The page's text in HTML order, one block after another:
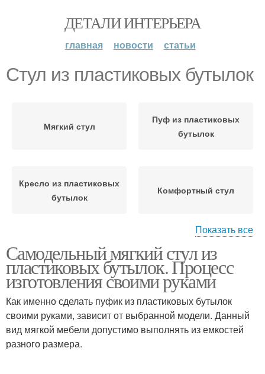
ДЕТАЛИ ИНТЕРЬЕРА
главная новости статьи
Стул из пластиковых бутылок
Мягкий стул
Пуф из пластиковых
бутылок
Кресло из пластиковых
бутылок
Комфортный стул
пластиковых бутылок
Кресло из бутылок
Лежак из пластиковых
бутылок
Интерьер из
пластиковых бутылок
Показать все
Самодельный мягкий стул из
пластиковых бутылок. Процесс
изготовления своими руками
Как именно сделать пуфик из пластиковых бутылок
своими руками, зависит от выбранной модели. Данный
вид мягкой мебели допустимо выполнять из емкостей
разного размера.